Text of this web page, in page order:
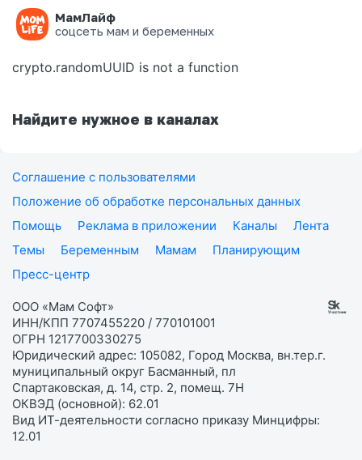
МамЛайф
соцсеть мам и беременных
Ошибка на странице
crypto.randomUUID is not a function
Найдите нужное в каналах
Соглашение с пользователями
Положение об обработке персональных данных
Помощь
Реклама в приложении Каналы
Лента
Темы
Беременным Мамам
Планирующим
Пресс-центр
ООО «Мам Софт»
ИНН/КПП 7707455220 / 770101001
ОГРН 1217700330275
Юридический адрес: 105082, Город Москва, вн.тер.г.
муниципальный округ Басманный, пл
Спартаковская, д. 14, стр. 2, помещ. 7Н
ОКВЭД (основной): 62.01
Вид ИТ-деятельности согласно приказу Минцифры:
12.01